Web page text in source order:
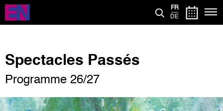
Aller
contenu
FR
DE
Spectacles Passés
Programme 26/27